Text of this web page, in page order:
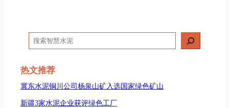
搜
索
热文推荐
冀东水泥铜川公司杨泉山矿入选国家绿色矿山
新疆3家水泥企业获评绿色工厂